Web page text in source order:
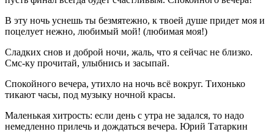
В эту ночь уснешь ты безмятежно, к твоей душе придет моя и
поцелует нежно, любимый мой! (любимая моя!)
Сладких снов и доброй ночи, жаль, что я сейчас не близко.
Смс-ку прочитай, улыбнись и засыпай.
Спокойного вечера, утихло на ночь всё вокруг. Тихонько
тикают часы, под музыку ночной красы.
Маленькая хитрость: если день с утра не задался, то надо
немедленно прилечь и дождаться вечера. Юрий Татаркин